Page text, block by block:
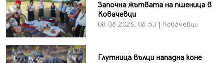
Започна жътвата на пшеница в
Ковачевци
08.08.2026, 08:53 | Ковачевци
Глутница вълци нападна коне